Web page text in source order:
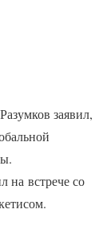
заявил,
на встрече со